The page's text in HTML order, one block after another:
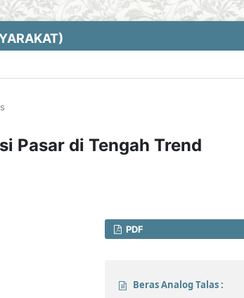
Pasar di Tengah Trend
PDF
Beras Analog Talas :